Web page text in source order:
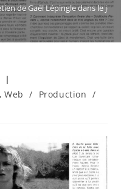
de Gaël Lépingle dans le
Web / Production /